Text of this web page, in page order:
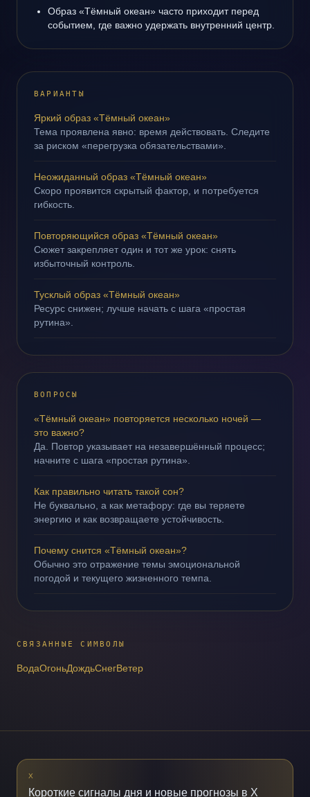
Образ «Тёмный океан» часто приходит перед
событием, где важно удержать внутренний центр.
ВАРИАНТЫ
Яркий образ «Тёмный океан»
Тема проявлена явно: время действовать. Следите
за риском «перегрузка обязательствами».
Неожиданный образ «Тёмный океан»
Скоро проявится скрытый фактор, и потребуется
гибкость.
Повторяющийся образ «Тёмный океан»
Сюжет закрепляет один и тот же урок: снять
избыточный контроль.
Тусклый образ «Тёмный океан»
Ресурс снижен; лучше начать с шага «простая
рутина».
ВОПРОСЫ
«Тёмный океан» повторяется несколько ночей —
это важно?
Да. Повтор указывает на незавершённый процесс;
начните с шага «простая рутина».
Как правильно читать такой сон?
Не буквально, а как метафору: где вы теряете
энергию и как возвращаете устойчивость.
Почему снится «Тёмный океан»?
Обычно это отражение темы эмоциональной
погодой и текущего жизненного темпа.
СВЯЗАННЫЕ СИМВОЛЫ
ВодаОгоньДождьСнегВетер
X
Короткие сигналы дня и новые прогнозы в X